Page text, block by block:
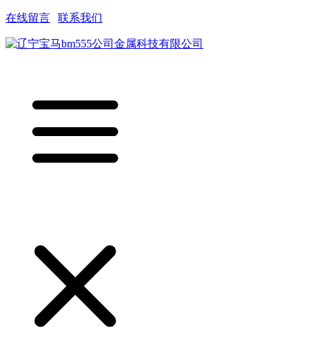
在线留言 联系我们